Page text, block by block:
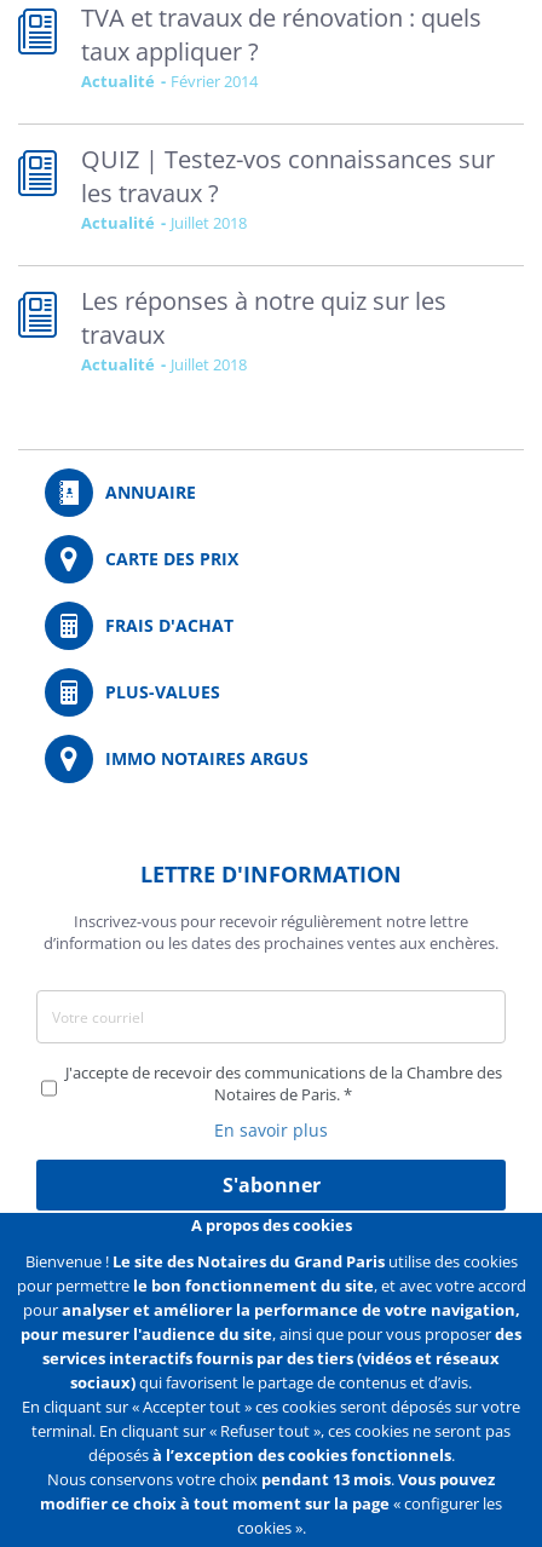
TVA et travaux de rénovation : quels
taux appliquer ?
Actualité février 2014
QUIZ | Testez-vos connaissances sur
les travaux ?
Actualité juillet 2018
Les réponses à notre quiz sur les
travaux
Actualité juillet 2018
ANNUAIRE
CARTE DES PRIX
FRAIS D'ACHAT
PLUS-VALUES
IMMO NOTAIRES ARGUS
LETTRE D'INFORMATION
Inscrivez-vous pour recevoir régulièrement notre lettre
d’information ou les dates des prochaines ventes aux enchères.
J'accepte de recevoir des communications de la Chambre des
Notaires de Paris.
En savoir plus
S'abonner
Liens Mentions légales Données personnelles
Politique des cookies Configurer les cookies
Liens
2e
ligne
Accueil Contact Plan du site
Flux
FacebookYoutube
A propos des cookies
Bienvenue ! Le site des Notaires du Grand Parisutilise des cookies
pour permettre le bon fonctionnement du site, et avec votre accord
pouranalyser et améliorer la performance de votre navigation,
pour mesurer l'audience du site, ainsi que pour vous proposerdes
services interactifs fournis par des tiers (vidéos et réseaux
sociaux)qui favorisent le partage de contenus et d’avis.
En cliquant sur « Accepter tout » ces cookies seront déposés sur votre
terminal. En cliquant sur « Refuser tout », ces cookies ne seront pas
déposésà l’exception des cookies fonctionnels.
Nous conservons votre choix pendant 13 mois.Vous pouvez
modifier ce choix à tout moment sur la page« configurer les
cookies ».